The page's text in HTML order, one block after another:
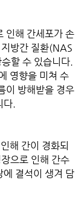
인해 간세포가 손
방간 질환(NAS
할 수 있습니다.
영향을 미쳐 수
이 방해받을 경우
다.
해 간이 경화되
으로 인해 간수
결석이 생겨 담